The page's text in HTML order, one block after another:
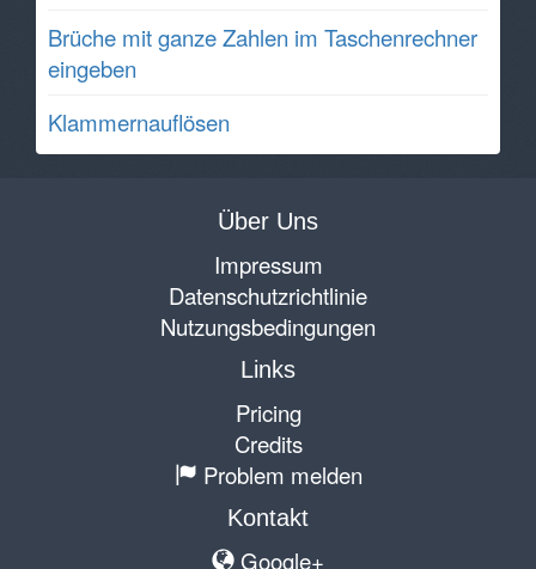
Brüche mit ganze Zahlen im Taschenrechner
eingeben
Klammernauflösen
Über Uns
Impressum
Datenschutzrichtlinie
Nutzungsbedingungen
Links
Pricing
Credits
Problem melden
Kontakt
Google+